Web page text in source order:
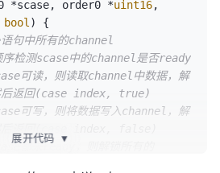
*scase, order0 *uint16,
bool ) {
句中所有的channel
检测scase中的channel是否ready
可读，则读取channel中数据，解
后返回(case index, true)
可写，则将数据写入channel，解
都未ready，则解锁所有的
展开代码 ▼